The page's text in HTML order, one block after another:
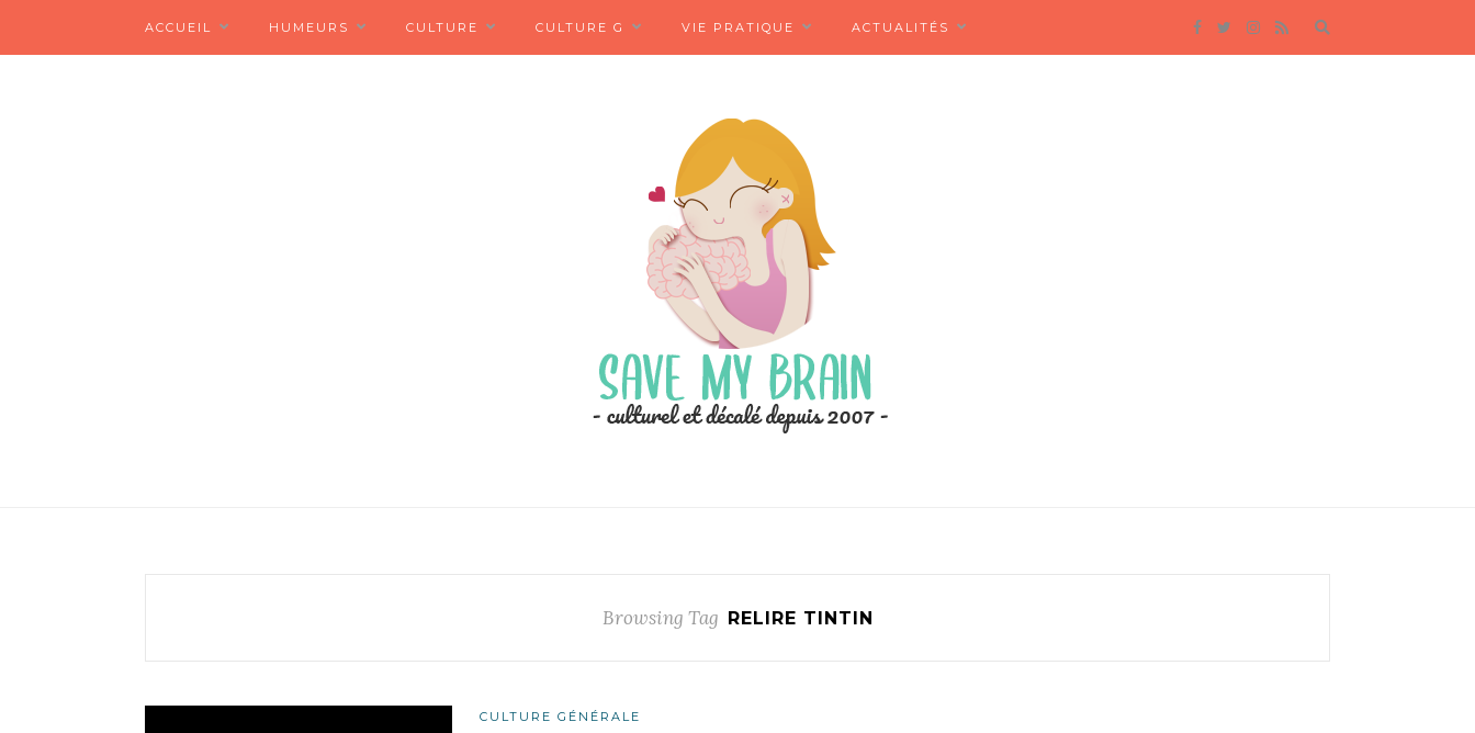
ACCUEIL HUMEURS CULTURE CULTURE G VIE PRATIQUE ACTUALITÉS
Browsing Tag RELIRE TINTIN
CULTURE GÉNÉRALE